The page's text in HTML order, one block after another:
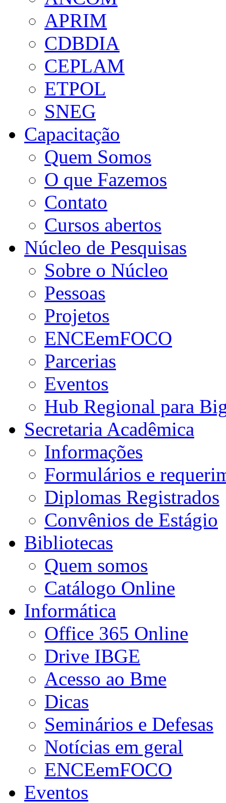
APRIM
CDBDIA
CEPLAM
ETPOL
SNEG
Capacitação
Quem Somos
O que Fazemos
Contato
Cursos abertos
Núcleo de Pesquisas
Sobre o Núcleo
Pessoas
Projetos
ENCEemFOCO
Parcerias
Eventos
Hub Regional para
Secretaria Acadêmica
Informações
Formulários e
Diplomas Registrados
Convênios de Estágio
Bibliotecas
Quem somos
Catálogo Online
Informática
Office 365 Online
Drive IBGE
Acesso ao Bme
Dicas
Seminários e Defesas
Notícias em geral
ENCEemFOCO
Eventos